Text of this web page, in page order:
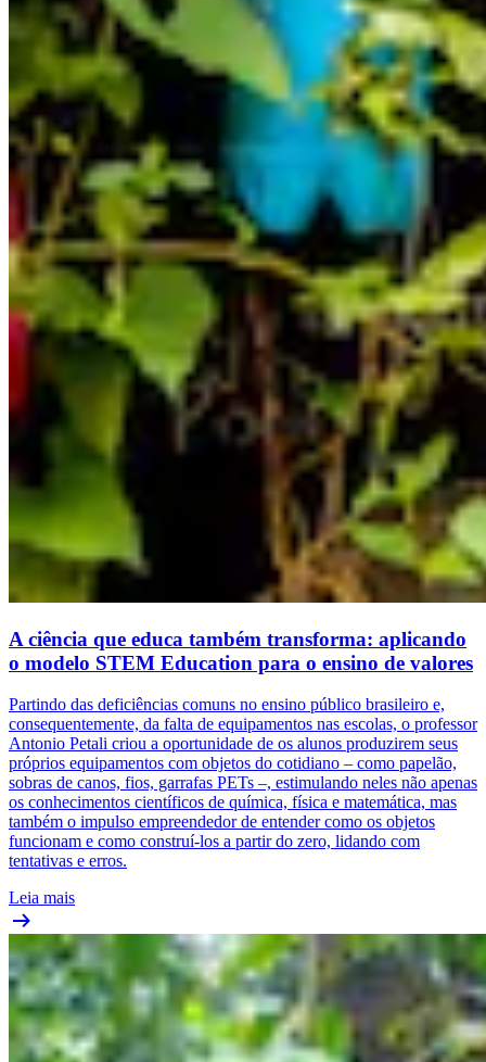
A ciência que educa também transforma: aplicando
o modelo STEM Education para o ensino de valores
Partindo das deficiências comuns no ensino público brasileiro e,
consequentemente, da falta de equipamentos nas escolas, o professor
Antonio Petali criou a oportunidade de os alunos produzirem seus
próprios equipamentos com objetos do cotidiano – como papelão,
sobras de canos, fios, garrafas PETs –, estimulando neles não apenas
os conhecimentos científicos de química, física e matemática, mas
também o impulso empreendedor de entender como os objetos
funcionam e como construí-los a partir do zero, lidando com
tentativas e erros.
Leia mais